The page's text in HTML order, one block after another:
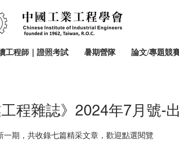
工程師｜證照考試 暑期營隊 論文/專題競
程雜誌》2024年7月號-
一期，共收錄七篇精采文章，歡迎點選閱覽